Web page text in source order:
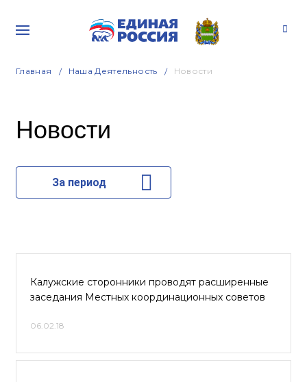
Главная Наша Деятельность Новости
Новости
За период
Калужские сторонники проводят расширенные
заседания Местных координационных советов
06.02.18